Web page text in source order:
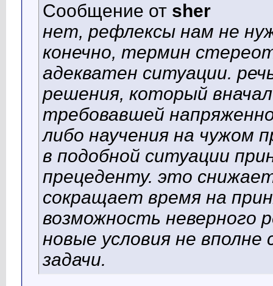
Сообщение от sher
нет, рефлексы нам не
конечно, термин
адекватен ситуации.
решения, который
требовавшей
либо научения на чужом
в подобной ситуации
прецеденту. это
сокращает время на
возможность неверного
новые условия не
задачи.